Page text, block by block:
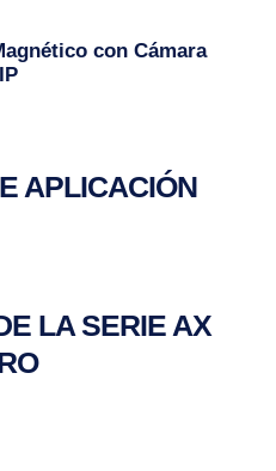
con Cámara
IP
APLICACIÓN
LA SERIE AX